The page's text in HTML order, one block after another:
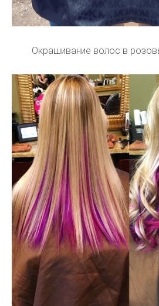
Окрашивание волос в